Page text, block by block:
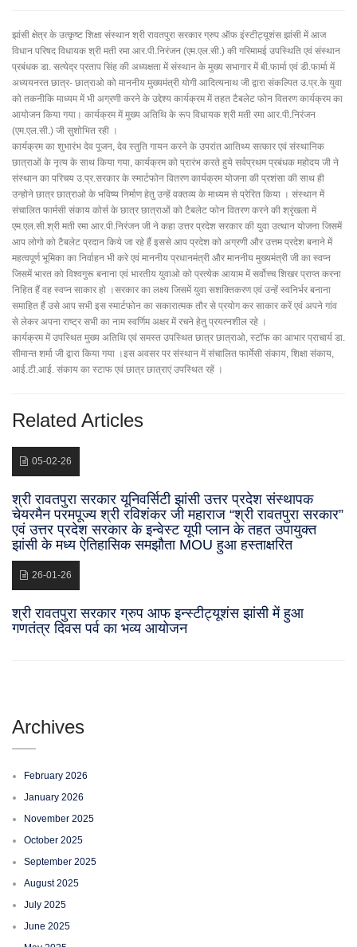
झांसी क्षेत्र के उत्कृष्ट शिक्षा संस्थान श्री रावतपुरा सरकार ग्रुप ऑफ इंस्टीट्यूशंस झांसी में आज
विधान परिषद विधायक श्री मती रमा आर.पी.निरंजन (एम.एल.सी.) की गरिमामई उपस्थिति एवं संस्थान
प्रबंधक डा. सत्येद्र प्रताप सिंह की अध्यक्षता में संस्थान के मुख्य सभागार में बी.फार्मा एवं डी.फार्मा में
अध्ययनरत छात्र- छात्राओ को माननीय मुख्यमंत्री योगी आदित्यनाथ जी द्वारा संकल्पित उ.प्र.के युवा
को तकनीकि माध्यम में भी अग्रणी करने के उद्देश्य कार्यक्रम में तहत टैबलेट फोन वितरण कार्यक्रम का
आयोजन किया गया। कार्यक्रम में मुख्य अतिथि के रूप विधायक श्री मती रमा आर.पी.निरंजन
(एम.एल.सी.) जी सुशोभित रही ।
कार्यक्रम का शुभारंभ देव पूजन, देव स्तुति गायन करने के उपरांत आतिथ्य सत्कार एवं संस्थानिक
छात्राओं के नृत्य के साथ किया गया, कार्यक्रम को प्रारंभ करते हुये सर्वप्रथम प्रबंधक महोदय जी ने
संस्थान का परिचय उ.प्र.सरकार के स्मार्टफोन वितरण कार्यक्रम योजना की प्रशंसा की साथ ही
उन्होने छात्र छात्राओ के भविष्य निर्माण हेतु उन्हें वक्तव्य के माध्यम से प्रेरित किया । संस्थान में
संचालित फार्मसी संकाय कोर्स के छात्र छात्राओं को टैबलेट फोन वितरण करने की श्रृंखला में
एम.एल.सी.श्री मती रमा आर.पी.निरंजन जी ने कहा उत्तर प्रदेश सरकार की युवा उत्थान योजना जिसमें
आप लोगो को टैबलेट प्रदान किये जा रहे हैं इससे आप प्रदेश को अग्रणी और उत्तम प्रदेश बनाने में
महत्वपूर्ण भूमिका का निर्वाहन भी करे एवं माननीय प्रधानमंत्री और माननीय मुख्यमंत्री जी का स्वप्न
जिसमें भारत को विश्वगुरू बनाना एवं भारतीय युवाओ को प्रत्येक आयाम में सर्वोच्च शिखर प्राप्त करना
निहित हैं वह स्वप्न साकार हो ।सरकार का लक्ष्य जिसमें युवा सशक्तिकरण एवं उन्हें स्वनिर्भर बनाना
समाहित हैं उसे आप सभी इस स्मार्टफोन का सकारात्मक तौर से प्रयोग कर साकार करें एवं अपने गांव
से लेकर अपना राष्ट्र सभी का नाम स्वर्णिम अक्षर में रचने हेतु प्रयत्नशील रहे ।
कार्यक्रम में उपस्थित मुख्य अतिथि एवं समस्त उपस्थित छात्र छात्राओ, स्टॉफ का आभार प्राचार्य डा.
सीमान्त शर्मा जी द्वारा किया गया ।इस अवसर पर संस्थान में संचालित फार्मेसी संकाय, शिक्षा संकाय,
आई.टी.आई. संकाय का स्टाफ एवं छात्र छात्राएं उपस्थित रहें ।
Related Articles
05-02-26
श्री रावतपुरा सरकार यूनिवर्सिटी झांसी उत्तर प्रदेश संस्थापक
चेयरमैन परमपूज्य श्री रविशंकर जी महाराज “श्री रावतपुरा सरकार”
एवं उत्तर प्रदेश सरकार के इन्वेस्ट यूपी प्लान के तहत उपायुक्त
झांसी के मध्य ऐतिहासिक समझौता MOU हुआ हस्ताक्षरित
26-01-26
श्री रावतपुरा सरकार ग्रुप आफ इन्स्टीट्यूशंस झांसी में हुआ
गणतंत्र दिवस पर्व का भव्य आयोजन
Archives
February 2026
January 2026
November 2025
October 2025
September 2025
August 2025
July 2025
June 2025